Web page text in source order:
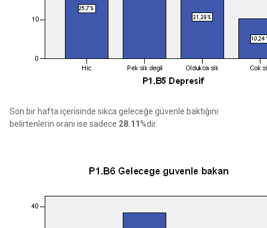
Son bir hafta içerisinde sıkca geleceğe güvenle baktığını
belirtenlerin oranı ise sadece 28.11%dir.